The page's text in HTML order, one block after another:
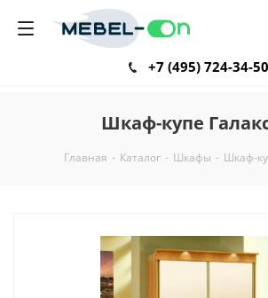
+7 (495) 724-34-50
Шкаф-купе
Главная - Каталог - Шкафы - Шкаф-